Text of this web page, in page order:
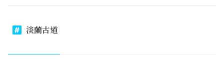
淡蘭古道